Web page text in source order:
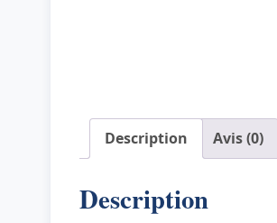
Description Avis (0)
Description